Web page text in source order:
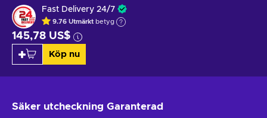
Fast Delivery 24/7
9.76 Utmärkt betyg
145,78 US$
Köp nu
Säker utcheckning Garanterad